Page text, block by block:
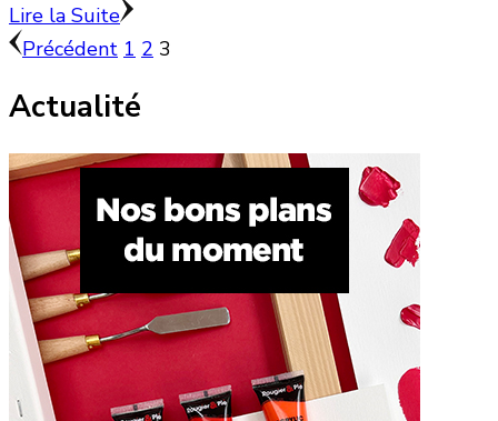
Lire la Suite
Pagination
des
publications
Précédent Page
1 Page
2 Page
3
Actualité